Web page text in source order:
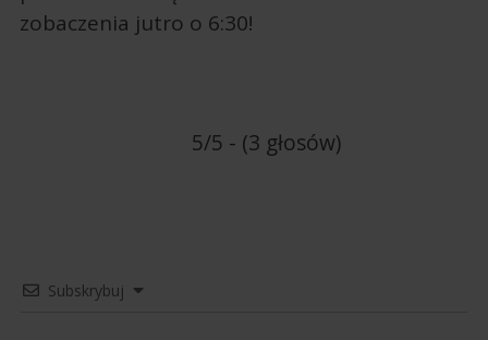
zobaczenia jutro o 6:30!
5/5 - (3 głosów)
Subskrybuj